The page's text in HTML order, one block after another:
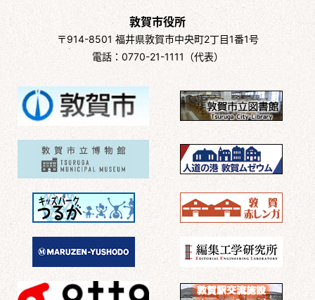
敦賀市役所
〒914-8501 福井県敦賀市中央町2丁目1番1号
電話：0770-21-1111（代表）